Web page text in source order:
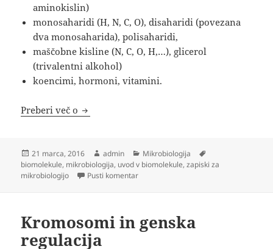
aminokislin)
monosaharidi (H, N, C, O), disaharidi (povezana
dva monosaharida), polisaharidi,
maščobne kisline (N, C, O, H,…), glicerol
(trivalentni alkohol)
koencimi, hormoni, vitamini.
Preberi več o Uvod v biomolekule
Objavljeno
dne
21 marca, 2016 Avtor
admin Kategorije
Mikrobiologija
biomolekule, mikrobiologija, uvod v biomolekule,zapiski za
mikrobiologijo
Pusti komentarna Uvod v biomolekule
Kromosomi in genska
regulacija